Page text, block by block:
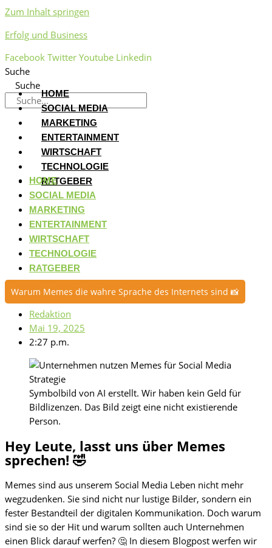
Zum Inhalt springen
Erfolg und Business
Facebook Twitter Youtube Linkedin
Suche
Suche
HOME
SOCIAL MEDIA
MARKETING
ENTERTAINMENT
WIRTSCHAFT
TECHNOLOGIE
RATGEBER
HOME
SOCIAL MEDIA
MARKETING
ENTERTAINMENT
WIRTSCHAFT
TECHNOLOGIE
RATGEBER
Warum Memes die wahre Sprache des Internets sind 📸
Redaktion
Mai 19, 2025
2:27 p.m.
Symbolbild von AI erstellt. Wir haben kein Geld für
Bildlizenzen. Das Bild zeigt eine nicht existierende
Person.
Hey Leute, lasst uns über Memes
sprechen! 🤣
Memes sind aus unserem Social Media Leben nicht mehr
wegzudenken. Sie sind nicht nur lustige Bilder, sondern ein
fester Bestandteil der digitalen Kommunikation. Doch warum
sind sie so der Hit und warum sollten auch Unternehmen
einen Blick darauf werfen? 🤔 In diesem Blogpost werfen wir